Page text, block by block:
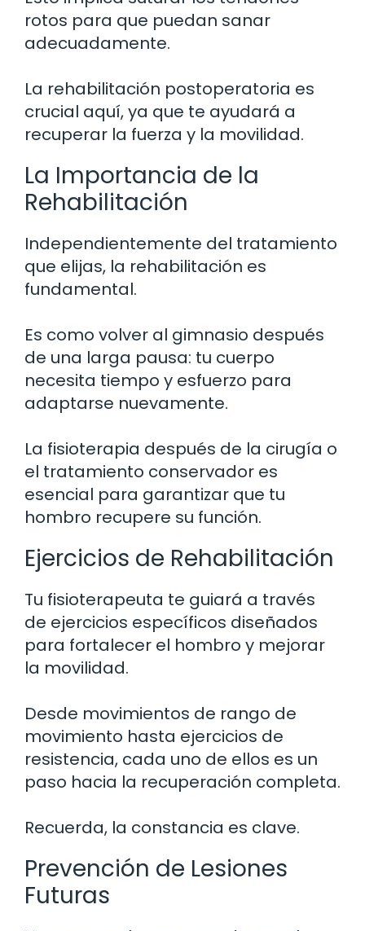
rotos para que puedan sanar
adecuadamente.
La rehabilitación postoperatoria es
crucial aquí, ya que te ayudará a
recuperar la fuerza y la movilidad.
La Importancia de la
Rehabilitación
Independientemente del tratamiento
que elijas, la rehabilitación es
fundamental.
Es como volver al gimnasio después
de una larga pausa: tu cuerpo
necesita tiempo y esfuerzo para
adaptarse nuevamente.
La fisioterapia después de la cirugía o
el tratamiento conservador es
esencial para garantizar que tu
hombro recupere su función.
Ejercicios de Rehabilitación
Tu fisioterapeuta te guiará a través
de ejercicios específicos diseñados
para fortalecer el hombro y mejorar
la movilidad.
Desde movimientos de rango de
movimiento hasta ejercicios de
resistencia, cada uno de ellos es un
paso hacia la recuperación completa.
Recuerda, la constancia es clave.
Prevención de Lesiones
Futuras